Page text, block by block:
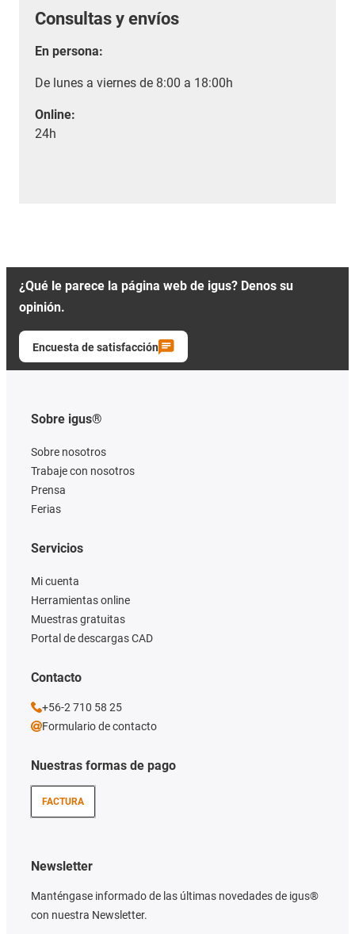
Consultas y envíos
En persona:
De lunes a viernes de 8:00 a 18:00h
Online:
24h
¿Qué le parece la página web de igus? Denos su
opinión.
Encuesta de satisfacción
Sobre igus®
Sobre nosotros
Trabaje con nosotros
Prensa
Ferias
Nuestras formas de pago
FACTURA
Servicios
Mi cuenta
Herramientas online
Muestras gratuitas
Portal de descargas CAD
Newsletter
Manténgase informado de las últimas novedades de igus®
con nuestra Newsletter.
Contacto
+56-2 710 58 25
Formulario de contacto